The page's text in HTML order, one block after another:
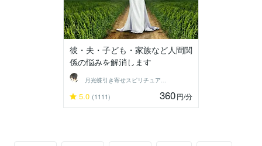
彼・夫・子ども・家族など人間関
係の悩みを解消します
5.0 (1111) 360円/分